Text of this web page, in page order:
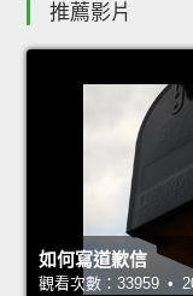
推薦影片
如何寫道歉信
觀看次數：33959 •